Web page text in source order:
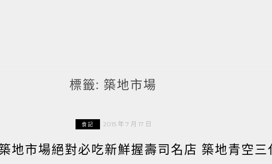
標籤: 築地市場
食記 2015 年 7 月 17 日
地市場絕對必吃新鮮握壽司名店 築地青空三